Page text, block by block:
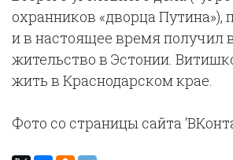
охранников «дворца Путина»),
и в настоящее время получил
жительство в Эстонии.
жить в Краснодарском крае.
Фото со страницы сайта